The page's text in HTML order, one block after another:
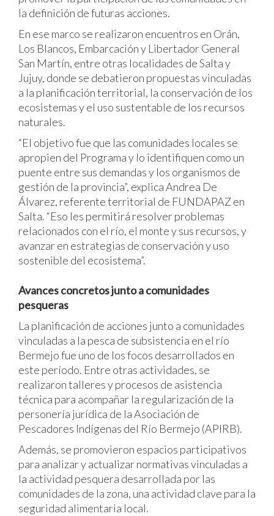
la definición de futuras acciones.
En ese marco se realizaron encuentros en Orán,
Los Blancos, Embarcación y Libertador General
San Martín, entre otras localidades de Salta y
Jujuy, donde se debatieron propuestas vinculadas
a la planificación territorial, la conservación de los
ecosistemas y el uso sustentable de los recursos
naturales.
“El objetivo fue que las comunidades locales se
apropien del Programa y lo identifiquen como un
puente entre sus demandas y los organismos de
gestión de la provincia”, explica Andrea De
Álvarez, referente territorial de FUNDAPAZ en
Salta. “Eso les permitirá resolver problemas
relacionados con el río, el monte y sus recursos, y
avanzar en estrategias de conservación y uso
sostenible del ecosistema”.
Avances concretos junto a comunidades
pesqueras
La planificación de acciones junto a comunidades
vinculadas a la pesca de subsistencia en el río
Bermejo fue uno de los focos desarrollados en
este período. Entre otras actividades, se
realizaron talleres y procesos de asistencia
técnica para acompañar la regularización de la
personería jurídica de la Asociación de
Pescadores Indígenas del Río Bermejo (APIRB).
Además, se promovieron espacios participativos
para analizar y actualizar normativas vinculadas a
la actividad pesquera desarrollada por las
comunidades de la zona, una actividad clave para la
seguridad alimentaria local.